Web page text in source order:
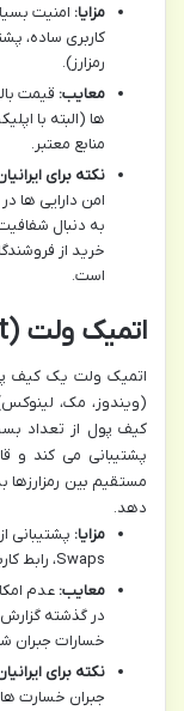
مزایا: امنیت
رمزارز).
معایب:
ها (البته با
منابع معتبر.
نکته برای
امن دارایی ها
به دنبال
خرید از
است.
اتمیک ولت (Atomic Wallet)
اتمیک ولت یک کیف
مستقیم بین رمزارزها
دهد.
مزایا:
Swaps، رابط کاربری ساده، غیرامانی.
معایب: عدم
در گذشته
خسارات جبران
نکته برای
جبران خسارت